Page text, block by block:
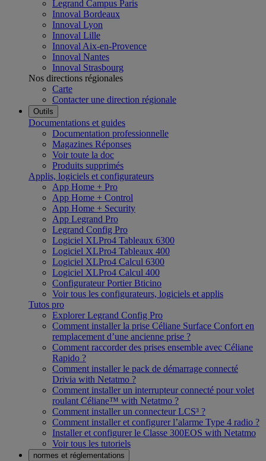
Legrand Campus Paris
Innoval Bordeaux
Innoval Lyon
Innoval Lille
Innoval Aix-en-Provence
Innoval Nantes
Innoval Strasbourg
Nos directions régionales
Carte
Contacter une direction régionale
Outils
Documentations et guides
Documentation professionnelle
Magazines Réponses
Voir toute la doc
Produits supprimés
Applis, logiciels et configurateurs
App Home + Pro
App Home + Control
App Home + Security
App Legrand Pro
Legrand Config Pro
Logiciel XLPro4 Tableaux 6300
Logiciel XLPro4 Tableaux 400
Logiciel XLPro4 Calcul 6300
Logiciel XLPro4 Calcul 400
Configurateur Portier Bticino
Voir tous les configurateurs, logiciels et applis
Tutos pro
Explorer Legrand Config Pro
Comment installer la prise Céliane Surface Confort en
remplacement d’une ancienne prise ?
Comment raccorder des prises ensemble avec Céliane
Rapido ?
Comment installer le pack de démarrage connecté
Drivia with Netatmo ?
Comment installer un interrupteur connecté pour volet
roulant Céliane™ with Netatmo ?
Comment installer un connecteur LCS³ ?
Comment installer et configurer l’alarme Type 4 radio ?
Installer et configurer le Classe 300EOS with Netatmo
Voir tous les tutoriels
normes et réglementations